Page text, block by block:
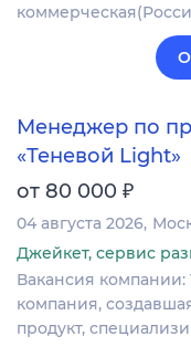
Менеджер по
«Теневой Light»
от 80 000 ₽
04 августа 2026
Джейкет, сервис
Вакансия
компания,
продукт,